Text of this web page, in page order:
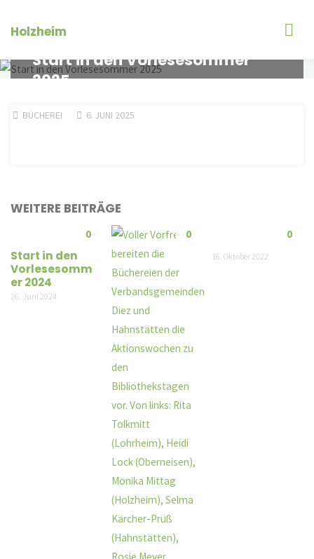
InhaltHolzheim
Start in den Vorlesesommer
2025
BÜCHEREI 6. JUNI 2025
WEITERE BEITRÄGE
0
Start in den
Vorlesesomm
er 2024
26. Juni 2024
0 0
16. Oktober 2022